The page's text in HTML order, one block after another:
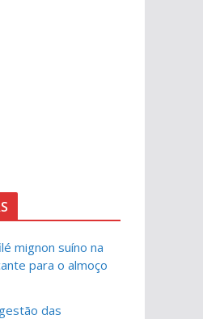
mignon suíno na
para o almoço
das